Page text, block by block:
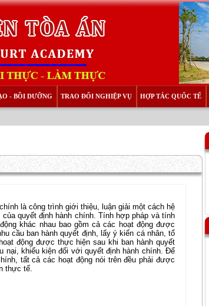
- BỒI DƯỠNG TRAO ĐỔI NGHIỆP VỤ HỢP TÁC QUỐC TẾ
là công trình giới thiệu, luận giải một cách hệ
quyết định hành chính. Tính hợp pháp và tính
khác nhau bao gồm cả các hoạt động được
cầu ban hành quyết định, lấy ý kiến cá nhân, tổ
động được thực hiện sau khi ban hành quyết
nại, khiếu kiện đối với quyết định hành chính. Để
tất cả các hoạt động nói trên đều phải được
thực tế.